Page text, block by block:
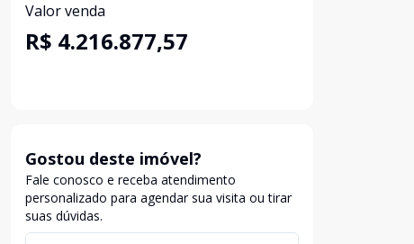
Valor venda
R$ 4.216.877,57
Gostou deste imóvel?
Fale conosco e receba atendimento
personalizado para agendar sua visita ou tirar
suas dúvidas.